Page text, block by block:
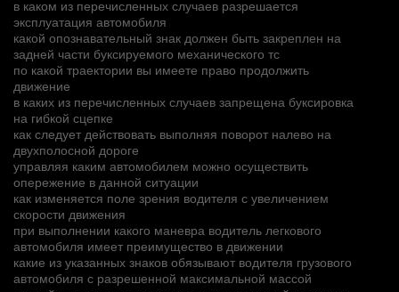
в каком из перечисленных случаев разрешается
эксплуатация автомобиля
какой опознавательный знак должен быть закреплен на
задней части буксируемого механического тс
по какой траектории вы имеете право продолжить
движение
в каких из перечисленных случаев запрещена буксировка
на гибкой сцепке
как следует действовать выполняя поворот налево на
двухполосной дороге
управляя каким автомобилем можно осуществить
опережение в данной ситуации
как изменяется поле зрения водителя с увеличением
скорости движения
при выполнении какого маневра водитель легкового
автомобиля имеет преимущество в движении
какие из указанных знаков обязывают водителя грузового
автомобиля с разрешенной максимальной массой